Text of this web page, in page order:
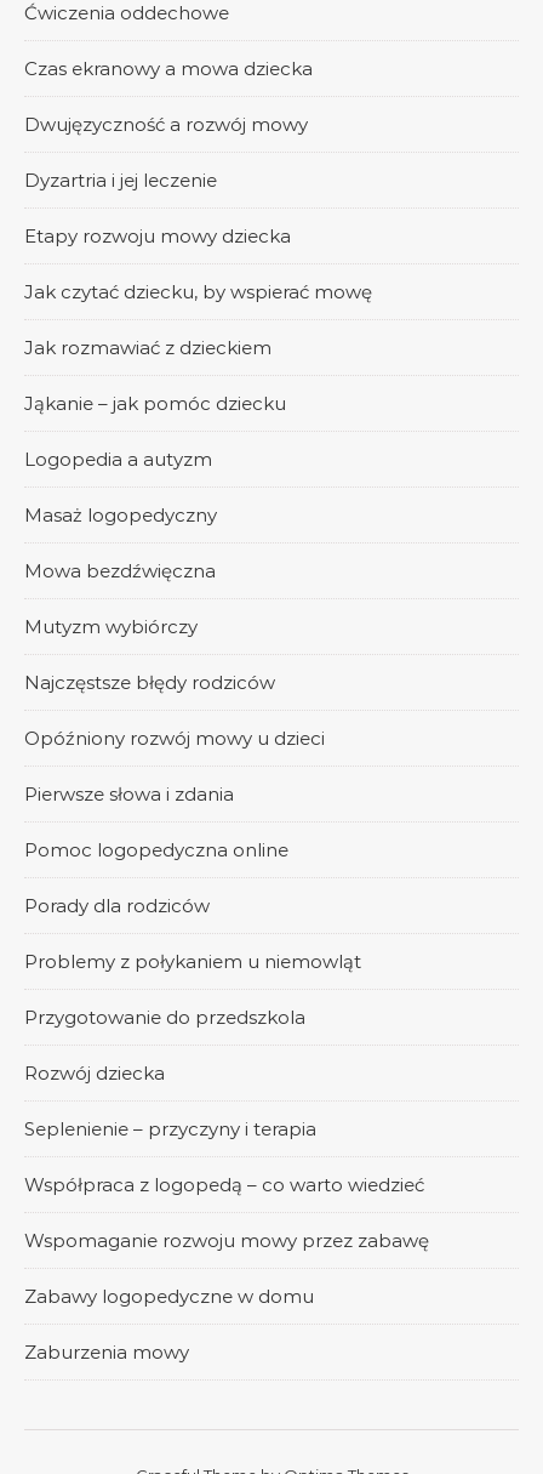
Ćwiczenia oddechowe
Czas ekranowy a mowa dziecka
Dwujęzyczność a rozwój mowy
Dyzartria i jej leczenie
Etapy rozwoju mowy dziecka
Jak czytać dziecku, by wspierać mowę
Jak rozmawiać z dzieckiem
Jąkanie – jak pomóc dziecku
Logopedia a autyzm
Masaż logopedyczny
Mowa bezdźwięczna
Mutyzm wybiórczy
Najczęstsze błędy rodziców
Opóźniony rozwój mowy u dzieci
Pierwsze słowa i zdania
Pomoc logopedyczna online
Porady dla rodziców
Problemy z połykaniem u niemowląt
Przygotowanie do przedszkola
Rozwój dziecka
Seplenienie – przyczyny i terapia
Współpraca z logopedą – co warto wiedzieć
Wspomaganie rozwoju mowy przez zabawę
Zabawy logopedyczne w domu
Zaburzenia mowy